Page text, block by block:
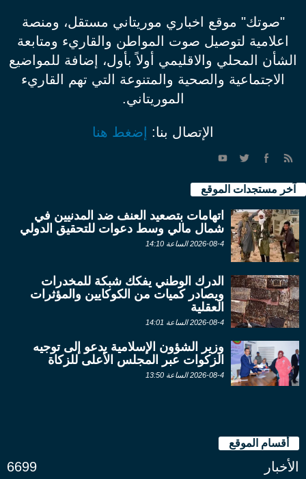
"صوتك" موقع اخباري موريتاني مستقل، ومنصة
اعلامية لتوصيل صوت المواطن والقاريء ومتابعة
الشأن المحلي والاقليمي أولاً بأول، إضافة للمواضيع
الاجتماعية والصحية والمتنوعة التي تهم القاريء
الموريتاني.
الإتصال بنا: إضغط هنا
آخر مستجدات الموقع
اتهامات بتصعيد العنف ضد المدنيين في
شمال مالي وسط دعوات للتحقيق الدولي
2026-08-4 الساعة 14:10
الدرك الوطني يفكك شبكة للمخدرات
ويصادر كميات من الكوكايين والمؤثرات
العقلية
2026-08-4 الساعة 14:01
وزير الشؤون الإسلامية يدعو إلى توجيه
الزكوات عبر المجلس الأعلى للزكاة
2026-08-4 الساعة 13:50
أقسام الموقع
الأخبار 6699